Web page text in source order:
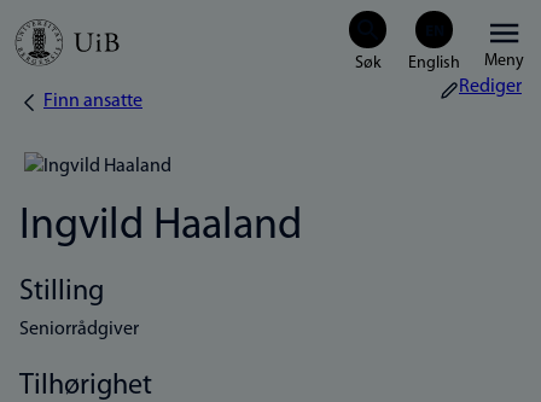
Hopp
Meny
Navigasjonssti
Finn ansatte
Rediger
Ingvild Haaland
Stilling
Seniorrådgiver
Tilhørighet